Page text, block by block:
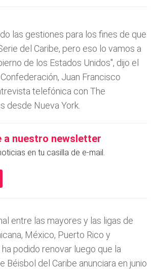
las gestiones para los fines de que
del Caribe, pero eso lo vamos a
de los Estados Unidos", dijo el
Juan Francisco
telefónica con The
desde Nueva York.
a nuestro newsletter
en tu casilla de e-mail.
entre las mayores y las ligas de
México, Puerto Rico y
podido renovar luego que la
Béisbol del Caribe anunciara en junio